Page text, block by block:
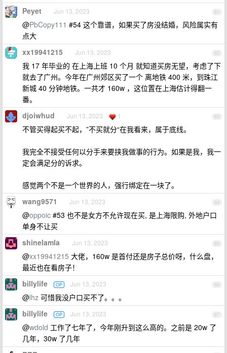
61
Peyet Jun 13, 2023
@PbCopy111 #54 这个靠谱，如果买了房没结婚，风险属实有
点大
62
xx19941215 Jun 13, 2023
我 17 年毕业的 在上海上班 10 个月 就知道买房无望，考虑了下
就去了广州。今年在广州郊区买了一个 离地铁 400 米，到珠江
新城 40 分钟地铁。一共才 160w ，这位置在上海估计得翻一
番。
63
djoiwhud Jun 13, 2023 1
不管买得起买不起，”不买就分“在我看来，属于底线。
我完全不接受任何以分手来要挟我做事的行为。如果是我，我一
定会满足分的诉求。
感觉两个不是一个世界的人，强行绑定在一块了。
64
wang9571 Jun 13, 2023
@oppoic #53 也不是女方不允许现在买, 是上海限购, 外地户口
单身不让买
65
shinelamla Jun 13, 2023
@xx19941215 大佬，160w 是首付还是房子总价呀，什么盘，
最近也在看房子！
66
billylife OP Jun 13, 2023
@lhz 可惜我没户口买不了。。。
67
billylife OP Jun 13, 2023
@wdold 工作了七年了，今年刚升到这么高的。之前是 20w 了
几年，30w 了几年